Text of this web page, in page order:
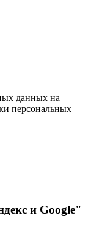
данных на
персональных
и Google"